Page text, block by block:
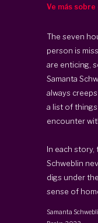
Ve más
The seven
person is
are enticing,
Samanta
always
a list of
encounter
In each story,
Schweblin
digs under
sense of
Samanta